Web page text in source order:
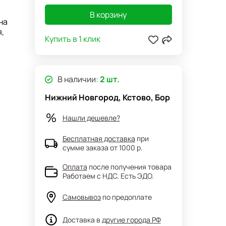
В корзину
Купить в 1 клик
В наличии:2 шт.
Нижний Новгород, Кстово, Бор
Нашли дешевле?
Бесплатная доставка при
сумме заказа от 1000 р.
Оплата после получения товара
Работаем с НДС. Есть ЭДО.
Самовывоз по предоплате
Доставка в другие города РФ